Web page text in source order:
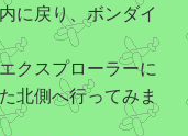
に戻り、ボンダイ
クスプローラーに
北側へ行ってみま